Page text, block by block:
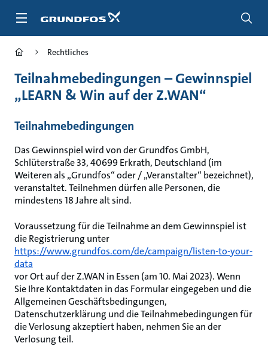
Inhalt
Rechtliches
Teilnahmebedingungen – Gewinnspiel
„LEARN & Win auf der Z.WAN“
Teilnahmebedingungen
Das Gewinnspiel wird von der Grundfos GmbH,
Schlüterstraße 33, 40699 Erkrath, Deutschland (im
Weiteren als „Grundfos“ oder / „Veranstalter“ bezeichnet),
veranstaltet. Teilnehmen dürfen alle Personen, die
mindestens 18 Jahre alt sind.
Voraussetzung für die Teilnahme an dem Gewinnspiel ist
die Registrierung unter
https://www.grundfos.com/de/campaign/listen-to-your-
data
vor Ort auf der Z.WAN in Essen (am 10. Mai 2023). Wenn
Sie Ihre Kontaktdaten in das Formular eingegeben und die
Allgemeinen Geschäftsbedingungen,
Datenschutzerklärung und die Teilnahmebedingungen für
die Verlosung akzeptiert haben, nehmen Sie an der
Verlosung teil.